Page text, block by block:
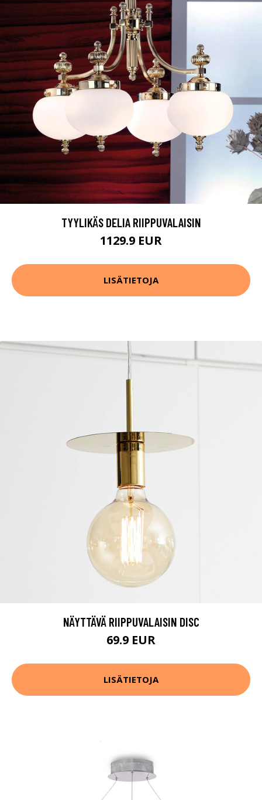
TYYLIKÄS DELIA RIIPPUVALAISIN
1129.9 EUR
LISÄTIETOJA
NÄYTTÄVÄ RIIPPUVALAISIN DISC
69.9 EUR
LISÄTIETOJA